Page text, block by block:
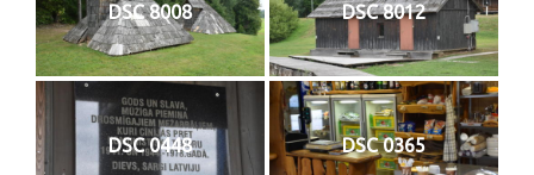
DSC 8008 DSC 8012
DSC 0448 DSC 0365